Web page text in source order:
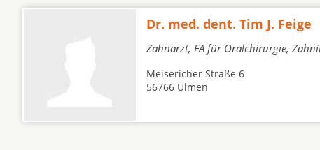
Dr. med. dent. Tim J. Feige
Zahnarzt, FA für Oralchirurgie,
Meisericher Straße 6
56766 Ulmen